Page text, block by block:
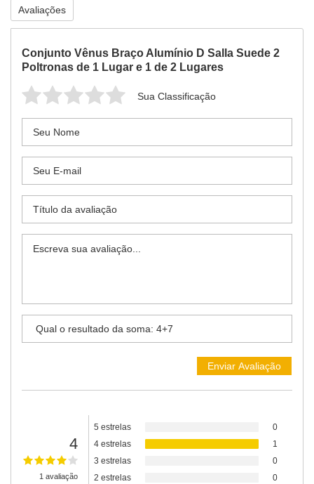
Avaliações
Conjunto Vênus Braço Alumínio D Salla Suede 2
Poltronas de 1 Lugar e 1 de 2 Lugares
Sua Classificação
4
1 avaliação
5 estrelas
0
4 estrelas
1
3 estrelas
0
2 estrelas
0